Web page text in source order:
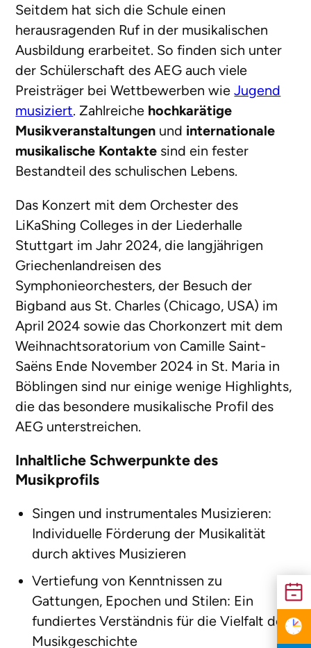
Seitdem hat sich die Schule einen
herausragenden Ruf in der musikalischen
Ausbildung erarbeitet. So finden sich unter
der Schülerschaft des AEG auch viele
Preisträger bei Wettbewerben wieJugend
musiziert. Zahlreiche hochkarätige
Musikveranstaltungen und internationale
musikalische Kontakte sind ein fester
Bestandteil des schulischen Lebens.
Das Konzert mit dem Orchester des
LiKaShing Colleges in der Liederhalle
Stuttgart im Jahr 2024, die langjährigen
Griechenlandreisen des
Symphonieorchesters, der Besuch der
Bigband aus St. Charles (Chicago, USA) im
April 2024 sowie das Chorkonzert mit dem
Weihnachtsoratorium von Camille Saint-
Saëns Ende November 2024 in St. Maria in
Böblingen sind nur einige wenige Highlights,
die das besondere musikalische Profil des
AEG unterstreichen.
Inhaltliche Schwerpunkte des
Musikprofils
Singen und instrumentales Musizieren:
Individuelle Förderung der Musikalität
durch aktives Musizieren
Vertiefung von Kenntnissen zu
Gattungen, Epochen und Stilen: Ein
fundiertes Verständnis für die Vielfalt der
Musikgeschichte